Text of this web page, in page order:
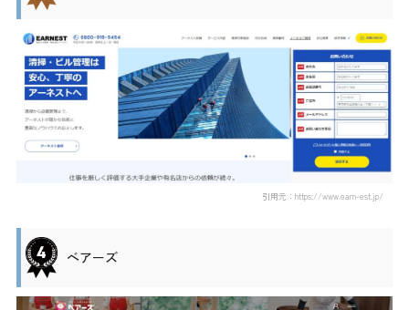
引用元：https://www.earn-est.jp/
ベアーズ